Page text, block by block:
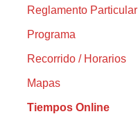
Reglamento Particular
Programa
Recorrido / Horarios
Mapas
Tiempos Online